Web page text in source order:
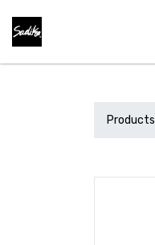
Products